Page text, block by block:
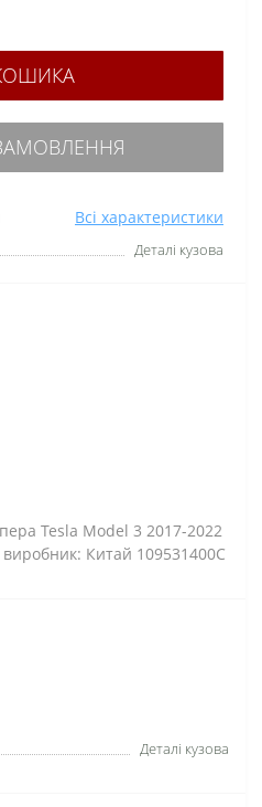
Всі характеристики
Деталі кузова
Tesla Model 3 2017-2022
Китай 109531400C
Деталі кузова